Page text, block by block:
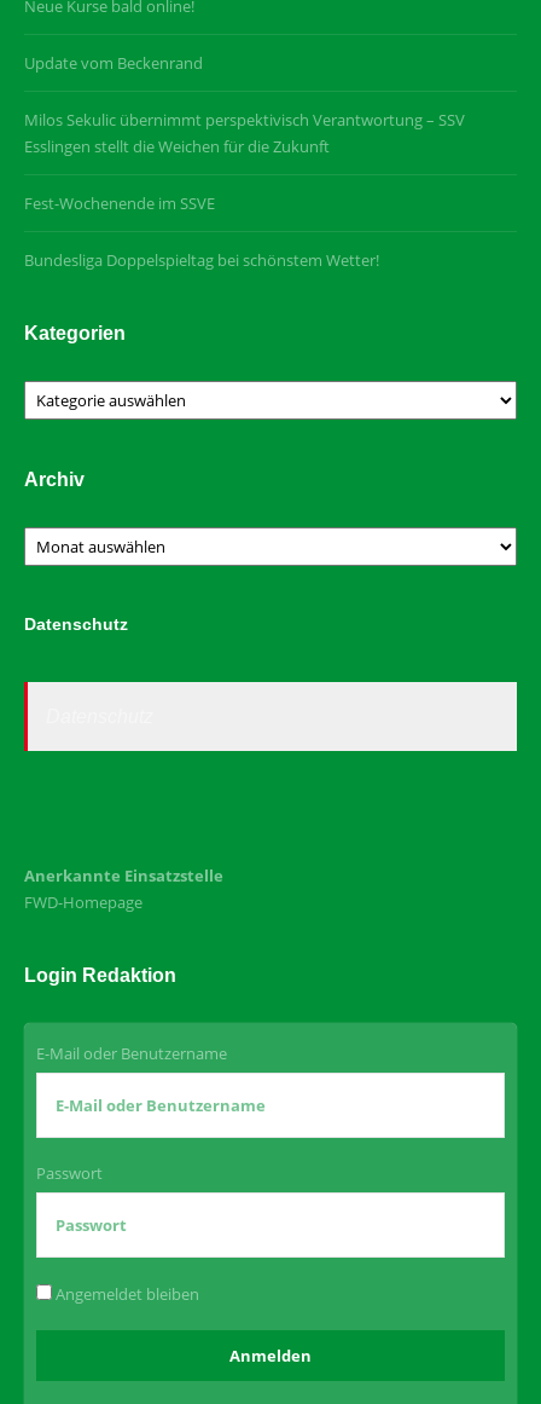
Neue Kurse bald online!
Update vom Beckenrand
Milos Sekulic übernimmt perspektivisch Verantwortung – SSV
Esslingen stellt die Weichen für die Zukunft
Fest-Wochenende im SSVE
Bundesliga Doppelspieltag bei schönstem Wetter!
Kategorien
Kategorien
Archiv
Archiv
Datenschutz
Anerkannte Einsatzstelle
FWD-Homepage
Login Redaktion
E-Mail oder Benutzername
Passwort
Angemeldet bleiben